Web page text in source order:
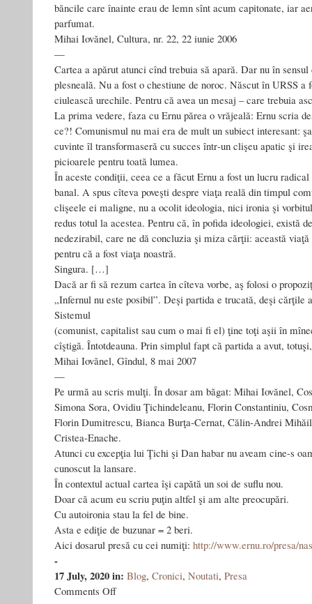
băncile care înainte erau de lemn sînt acum capitonate, iar
parfumat.
Mihai Iovănel, Cultura, nr. 22, 22 iunie 2006
—
Cartea a apărut atunci cînd trebuia să apară. Dar nu în
plesneală. Nu a fost o chestiune de noroc. Născut în URSS
ciulească urechile. Pentru că avea un mesaj – care trebuia
La prima vedere, faza cu Ernu părea o vrăjeală: Ernu scria
ce?! Comunismul nu mai era de mult un subiect interesant:
cuvinte îl transformaseră cu succes într‑un clişeu apatic şi
picioarele pentru toată lumea.
În aceste condiţii, ceea ce a făcut Ernu a fost un lucru
banal. A spus cîteva poveşti despre viaţa reală din timpul
clişeele ei maligne, nu a ocolit ideologia, nici ironia şi
redus totul la acestea. Pentru că, în pofida ideologiei, există
nedezirabil, care ne dă concluzia şi miza cărţii: această
pentru că a fost viaţa noastră.
Singura. […]
Dacă ar fi să rezum cartea în cîteva vorbe, aş folosi o
„Infernul nu este posibil”. Deşi partida e trucată, deşi cărţile
Sistemul
(comunist, capitalist sau cum o mai fi el) ţine toţi aşii în
cîştigă. Întotdeauna. Prin simplul fapt că partida a avut,
Mihai Iovănel, Gîndul, 8 mai 2007
—
Pe urmă au scris mulţi. În dosar am băgat: Mihai Iovănel,
Simona Sora, Ovidiu Ţichindeleanu, Florin Constantiniu,
Florin Dumitrescu, Bianca Burţa‑Cernat, Călin‑Andrei
Cristea‑Enache.
Atunci cu excepţia lui Ţichi şi Dan habar nu aveam cine-s
cunoscut la lansare.
În contextul actual cartea îşi capătă un soi de suflu nou.
Doar că acum eu scriu puţin altfel şi am alte preocupări.
Cu autoironia stau la fel de bine.
Asta e ediţie de buzunar = 2 beri.
Aici dosarul presă cu cei numiţi: http://www.ernu.ro/presa/
-
17 July, 2020in: Blog, Cronici, Noutati, Presa
Comments Offon